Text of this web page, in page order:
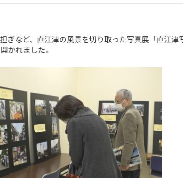
ぎなど、直江津の風景を切り取った写真展「直江津
かれました。